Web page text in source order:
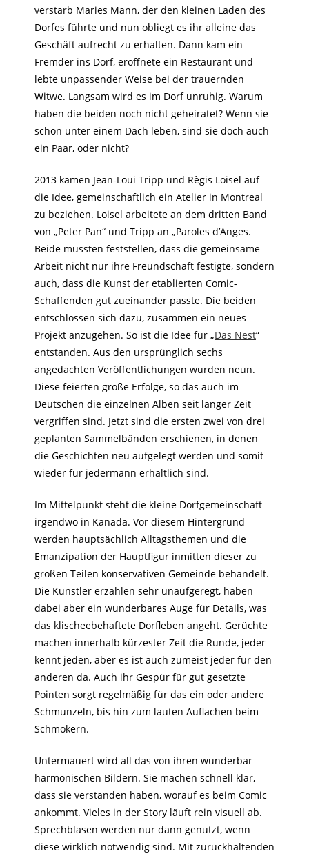
verstarb Maries Mann, der den kleinen Laden des
Dorfes führte und nun obliegt es ihr alleine das
Geschäft aufrecht zu erhalten. Dann kam ein
Fremder ins Dorf, eröffnete ein Restaurant und
lebte unpassender Weise bei der trauernden
Witwe. Langsam wird es im Dorf unruhig. Warum
haben die beiden noch nicht geheiratet? Wenn sie
schon unter einem Dach leben, sind sie doch auch
ein Paar, oder nicht?
2013 kamen Jean-Loui Tripp und Règis Loisel auf
die Idee, gemeinschaftlich ein Atelier in Montreal
zu beziehen. Loisel arbeitete an dem dritten Band
von „Peter Pan“ und Tripp an „Paroles d’Anges.
Beide mussten feststellen, dass die gemeinsame
Arbeit nicht nur ihre Freundschaft festigte, sondern
auch, dass die Kunst der etablierten Comic-
Schaffenden gut zueinander passte. Die beiden
entschlossen sich dazu, zusammen ein neues
Projekt anzugehen. So ist die Idee für „Das Nest“
entstanden. Aus den ursprünglich sechs
angedachten Veröffentlichungen wurden neun.
Diese feierten große Erfolge, so das auch im
Deutschen die einzelnen Alben seit langer Zeit
vergriffen sind. Jetzt sind die ersten zwei von drei
geplanten Sammelbänden erschienen, in denen
die Geschichten neu aufgelegt werden und somit
wieder für jedermann erhältlich sind.
Im Mittelpunkt steht die kleine Dorfgemeinschaft
irgendwo in Kanada. Vor diesem Hintergrund
werden hauptsächlich Alltagsthemen und die
Emanzipation der Hauptfigur inmitten dieser zu
großen Teilen konservativen Gemeinde behandelt.
Die Künstler erzählen sehr unaufgeregt, haben
dabei aber ein wunderbares Auge für Details, was
das klischeebehaftete Dorfleben angeht. Gerüchte
machen innerhalb kürzester Zeit die Runde, jeder
kennt jeden, aber es ist auch zumeist jeder für den
anderen da. Auch ihr Gespür für gut gesetzte
Pointen sorgt regelmäßig für das ein oder andere
Schmunzeln, bis hin zum lauten Auflachen beim
Schmökern.
Untermauert wird all das von ihren wunderbar
harmonischen Bildern. Sie machen schnell klar,
dass sie verstanden haben, worauf es beim Comic
ankommt. Vieles in der Story läuft rein visuell ab.
Sprechblasen werden nur dann genutzt, wenn
diese wirklich notwendig sind. Mit zurückhaltenden